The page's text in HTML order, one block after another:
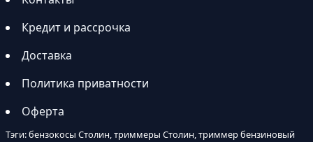
Кредит и рассрочка
Доставка
Политика приватности
Оферта
Тэги: бензокосы Столин, триммеры Столин, триммер бензиновый